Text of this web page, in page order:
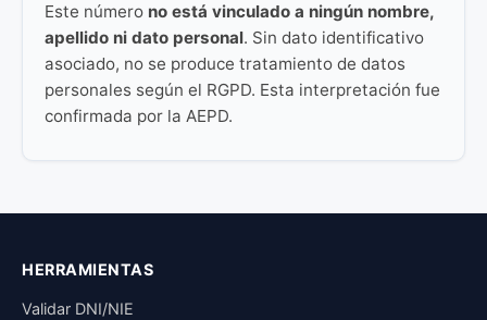
Este número no está vinculado a ningún nombre,
apellido ni dato personal. Sin dato identificativo
asociado, no se produce tratamiento de datos
personales según el RGPD. Esta interpretación fue
confirmada por la AEPD.
HERRAMIENTAS
Validar DNI/NIE